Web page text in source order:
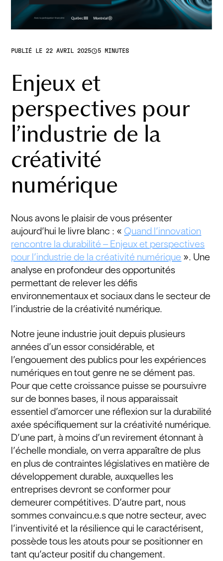
PUBLIÉ LE 22 AVRIL 2025access_time5 MINUTES
Enjeux et
perspectives pour
l’industrie de la
créativité
numérique
Nous avons le plaisir de vous présenter
aujourd’hui le livre blanc : « Quand l’innovation
rencontre la durabilité – Enjeux et perspectives
pour l’industrie de la créativité numérique ». Une
analyse en profondeur des opportunités
permettant de relever les défis
environnementaux et sociaux dans le secteur de
l’industrie de la créativité numérique.
Notre jeune industrie jouit depuis plusieurs
années d’un essor considérable, et
l’engouement des publics pour les expériences
numériques en tout genre ne se dément pas.
Pour que cette croissance puisse se poursuivre
sur de bonnes bases, il nous apparaissait
essentiel d’amorcer une réflexion sur la durabilité
axée spécifiquement sur la créativité numérique.
D’une part, à moins d’un revirement étonnant à
l’échelle mondiale, on verra apparaître de plus
en plus de contraintes législatives en matière de
développement durable, auxquelles les
entreprises devront se conformer pour
demeurer compétitives. D’autre part, nous
sommes convaincu.e.s que notre secteur, avec
l’inventivité et la résilience qui le caractérisent,
possède tous les atouts pour se positionner en
tant qu’acteur positif du changement.